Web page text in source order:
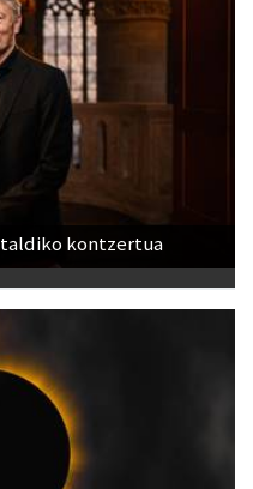
kontzertua